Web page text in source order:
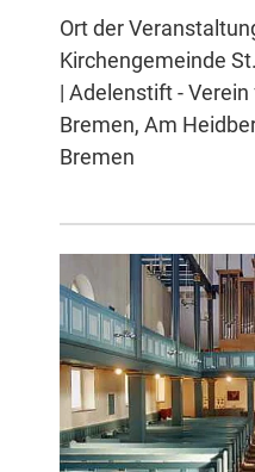
Ort der
Kirchengemeinde
| Adelenstift -
Bremen, Am
Bremen